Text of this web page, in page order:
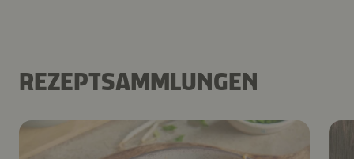
REZEPTSAMMLUNGEN